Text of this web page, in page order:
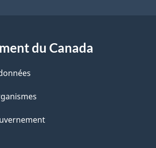
du Canada